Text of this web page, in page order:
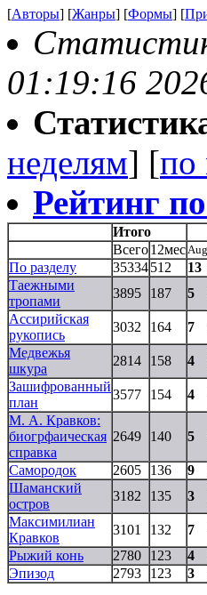
[Авторы] [Жанры] [Формы] [
01:19:16
неделям] [по
Рейтинг
Итого
Всего12мес Aug
По разделу 35334512 13
Таежными
тропами
3895 187 5
Ассирийская
рукопись
3032 164 7
Медвежья
шкура
2814 158 4
Зашифрованный
план
3577 154 4
М. А. Кравков:
биогрфаическая
справка
2649 140 5
Самородок 2605 136 9
Шаманский
остров
3182 135 3
Максимилиан
Кравков
3101 132 7
Рыжий конь
2780 123 4
Эпизод
2793 123 3